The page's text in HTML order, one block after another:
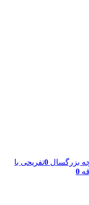
بزرگسال 0تفریحی با
0